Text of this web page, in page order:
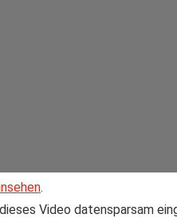
.
Video datensparsam